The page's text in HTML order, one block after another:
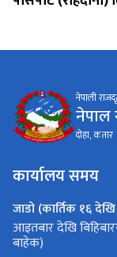
नेपाली
नेपाल
दोहा, कतार
कार्यालय समय
जाडो (कार्तिक १६
आइतबार देखि
बाहेक)